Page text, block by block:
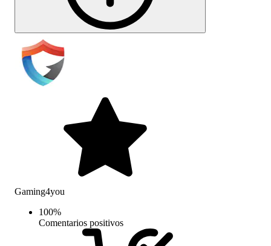
Gaming4you
100%
Comentarios positivos